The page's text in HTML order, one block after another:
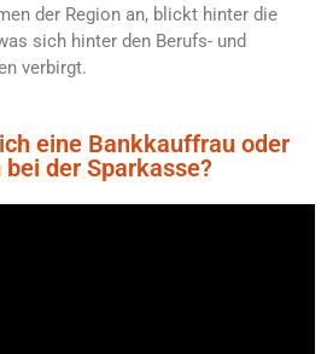
der Region an, blickt hinter die
sich hinter den Berufs- und
verbirgt.
eine Bankkauffrau oder
der Sparkasse?